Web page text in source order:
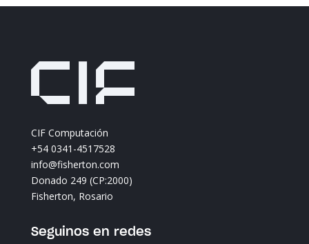
CIF Computación
+54 0341-4517528
info@fisherton.com
Donado 249 (CP:2000)
Fisherton, Rosario
Seguinos en redes